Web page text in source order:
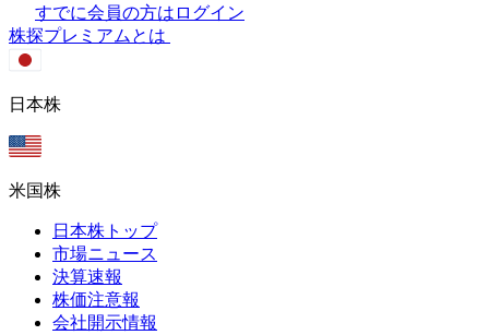
すでに会員の方はログイン
株探プレミアムとは
日本株
米国株
日本株トップ
市場ニュース
決算速報
株価注意報
会社開示情報